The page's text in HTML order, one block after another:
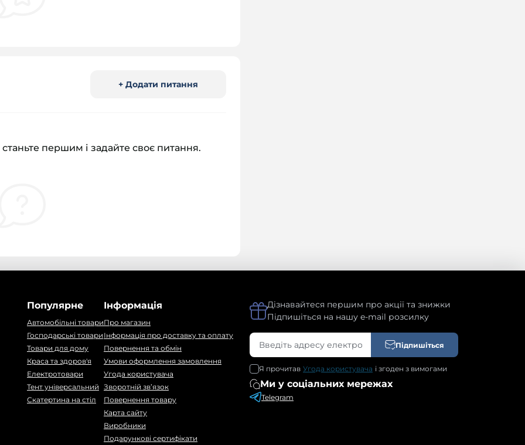
+ Додати питання
першим і задайте своє питання.
Популярне
Автомобільні товари
Господарські товари
Товари для дому
Краса та здоров'я
Електротовари
Тент універсальний
Скатертина на стіл
Інформація
Про магазин
Інформація про доставку та оплату
Повернення та обмін
Умови оформлення замовлення
Угода користувача
Зворотній зв’язок
Повернення товару
Карта сайту
Виробники
Подарункові сертифікати
Ми у соціальних мережах
Telegram
Дізнавайтеся першим про акції та знижки
Підпишіться на нашу e-mail розсилку
Підпишіться
Я прочитав Угода користувача і згоден з вимогами